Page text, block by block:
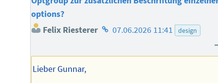
options?
Felix Riesterer Homepage
Autors
07.06.2026 11:41 design
Lieber Gunnar,